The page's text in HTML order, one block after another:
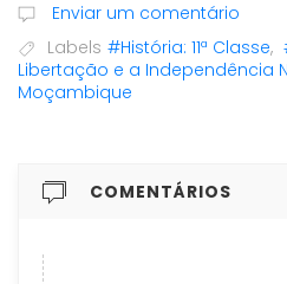
Enviar um comentário
Labels #História: 11ª Classe,
Libertação e a Independência
Moçambique
COMENTÁRIOS